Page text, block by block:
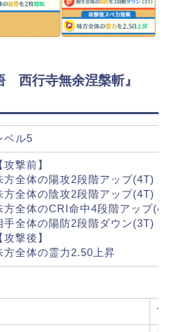
西行寺無余涅槃斬』
ベル5
攻撃前】
方全体の陽攻2段階アップ(4T)
方全体の陰攻2段階アップ(4T)
方全体のCRI命中4段階アップ
手全体の陽防2段階ダウン(3T)
攻撃後】
方全体の霊力2.50上昇